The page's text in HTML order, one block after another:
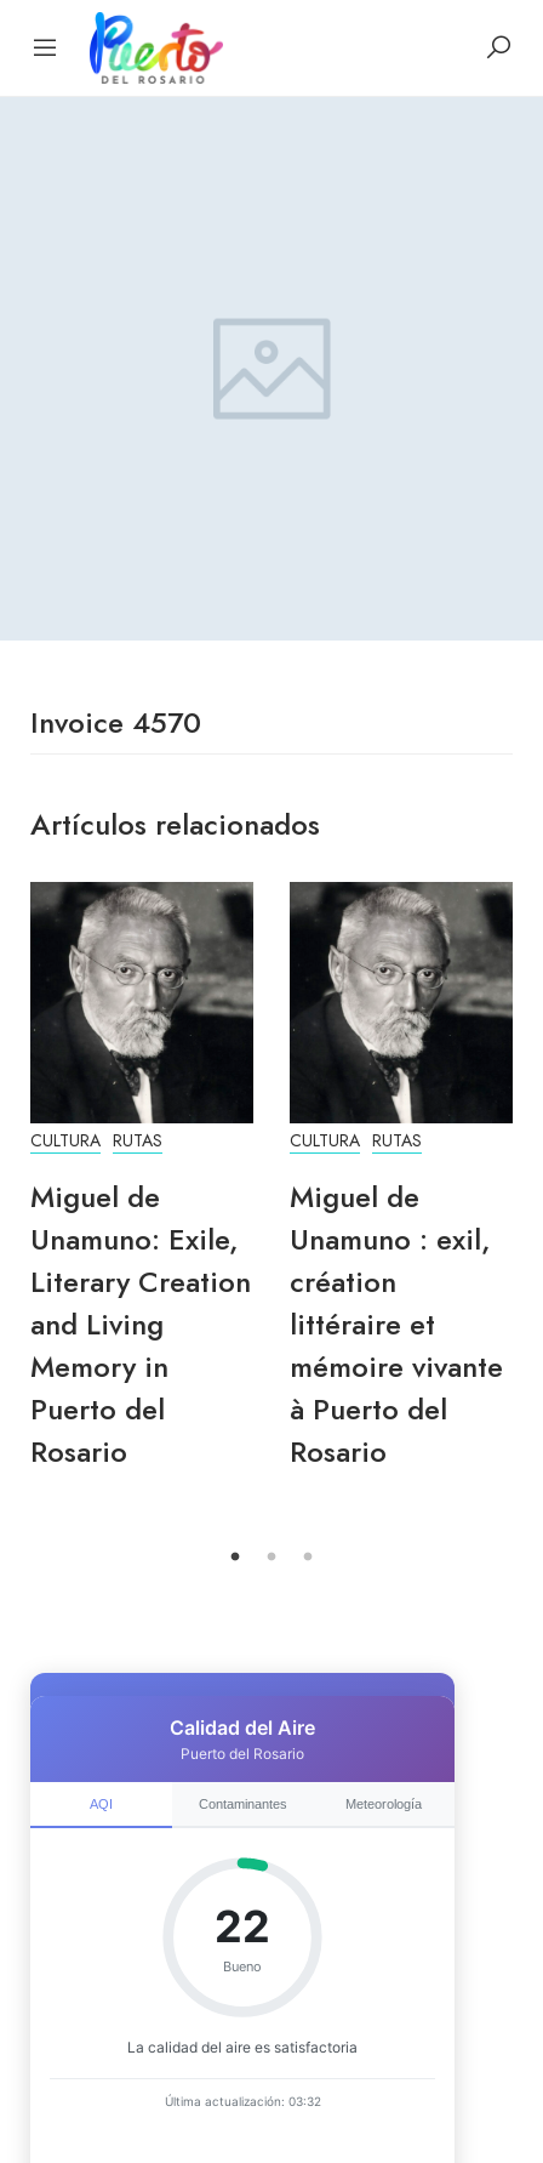
Invoice 4570
Artículos relacionados
CULTURA RUTAS
Miguel de
Unamuno: Exile,
Literary Creation
and Living
Memory in
Puerto del
Rosario
CULTURA RUTAS
Miguel de
Unamuno : exil,
création
littéraire et
mémoire vivante
à Puerto del
Rosario